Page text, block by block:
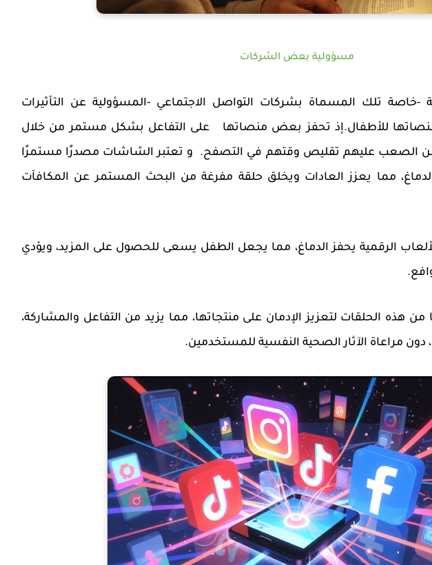
مسؤولية بعض الشركات
-خاصة تلك المسماة بشركات التواصل الاجتماعي -المسؤولية عن التأثيرات
منصاتها للأطفال.إذ تحفز بعض منصاتها على التفاعل بشكل مستمر من خلال
الصعب عليهم تقليص وقتهم في التصفح. و تعتبر الشاشات مصدرًا مستمرًا
الدماغ، مما يعزز العادات ويخلق حلقة مفرغة من البحث المستمر عن المكافآت
الرقمية يحفز الدماغ، مما يجعل الطفل يسعى للحصول على المزيد، ويؤدي
هذه الحلقات لتعزيز الإدمان على منتجاتها، مما يزيد من التفاعل والمشاركة،
دون مراعاة الآثار الصحية النفسية للمستخدمين.